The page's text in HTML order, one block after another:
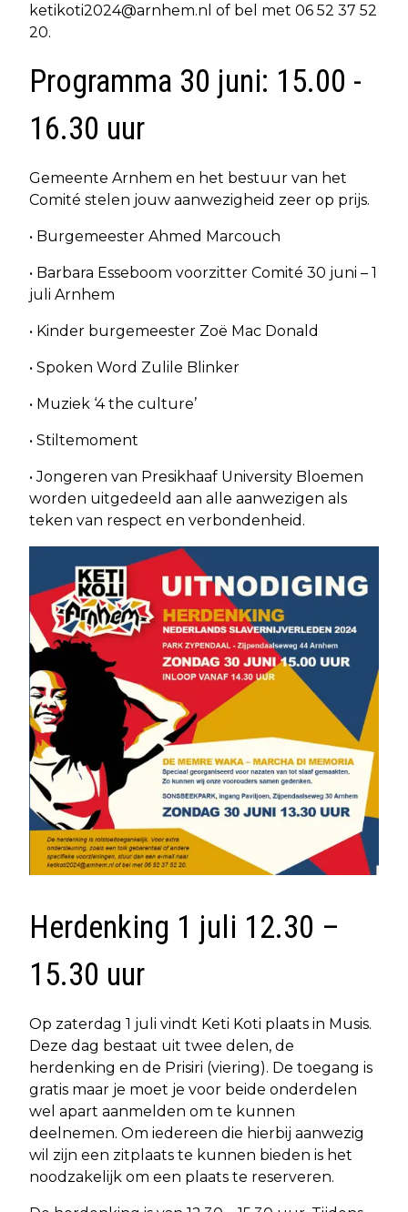
ketikoti2024@arnhem.nl of bel met 06 52 37 52
20.
Programma 30 juni: 15.00 -
16.30 uur
Gemeente Arnhem en het bestuur van het
Comité stelen jouw aanwezigheid zeer op prijs.
• Burgemeester Ahmed Marcouch
• Barbara Esseboom voorzitter Comité 30 juni – 1
juli Arnhem
• Kinder burgemeester Zoë Mac Donald
• Spoken Word Zulile Blinker
• Muziek ‘4 the culture’
• Stiltemoment
• Jongeren van Presikhaaf University Bloemen
worden uitgedeeld aan alle aanwezigen als
teken van respect en verbondenheid.
Herdenking 1 juli 12.30 –
15.30 uur
Op zaterdag 1 juli vindt Keti Koti plaats in Musis.
Deze dag bestaat uit twee delen, de
herdenking en de Prisiri (viering). De toegang is
gratis maar je moet je voor beide onderdelen
wel apart aanmelden om te kunnen
deelnemen. Om iedereen die hierbij aanwezig
wil zijn een zitplaats te kunnen bieden is het
noodzakelijk om een plaats te reserveren.